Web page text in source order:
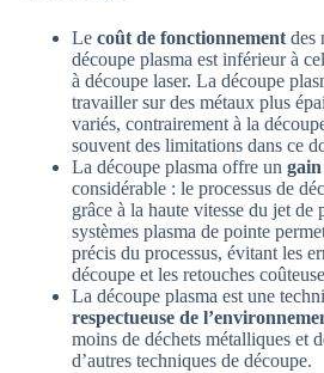
Le coût de fonctionnementdes
découpe plasma est inférieur à
à découpe laser. La découpe
travailler sur des métaux plus
variés, contrairement à la
souvent des limitations dans ce
La découpe plasma offre un
considérable : le processus de
grâce à la haute vitesse du jet de
systèmes plasma de pointe
précis du processus, évitant les
découpe et les retouches
La découpe plasma est une
respectueuse de
moins de déchets métalliques et
d’autres techniques de découpe.